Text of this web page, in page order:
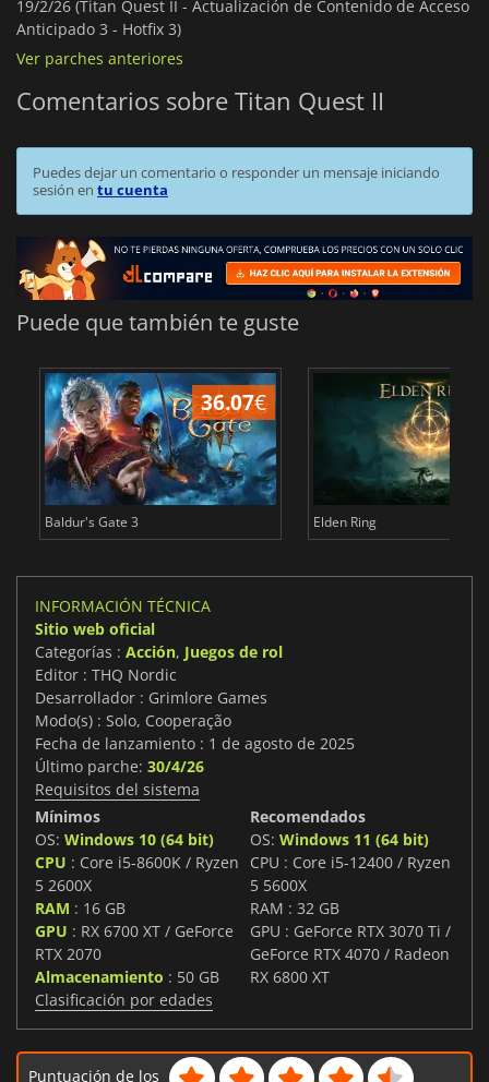
19/2/26 (Titan Quest II - Actualización de Contenido de Acceso
Anticipado 3 - Hotfix 3)
Ver parches anteriores
Comentarios sobre Titan Quest II
Puedes dejar un comentario o responder un mensaje iniciando
sesión en tu cuenta
Puede que también te guste
36.07€
Baldur's Gate 3 Elden Ring
INFORMACIÓN TÉCNICA
Sitio web oficial
Categorías : Acción, Juegos de rol
Editor : THQ Nordic
Desarrollador : Grimlore Games
Modo(s) : Solo, Cooperação
Fecha de lanzamiento : 1 de agosto de 2025
Último parche: 30/4/26
Requisitos del sistema
Mínimos
OS: Windows 10 (64 bit)
CPU : Core i5-8600K / Ryzen
5 2600X
RAM : 16 GB
GPU : RX 6700 XT / GeForce
RTX 2070
Almacenamiento : 50 GB
Recomendados
OS: Windows 11 (64 bit)
CPU : Core i5-12400 / Ryzen
5 5600X
RAM : 32 GB
GPU : GeForce RTX 3070 Ti /
GeForce RTX 4070 / Radeon
RX 6800 XT
Clasificación por edades
Puntuación de los